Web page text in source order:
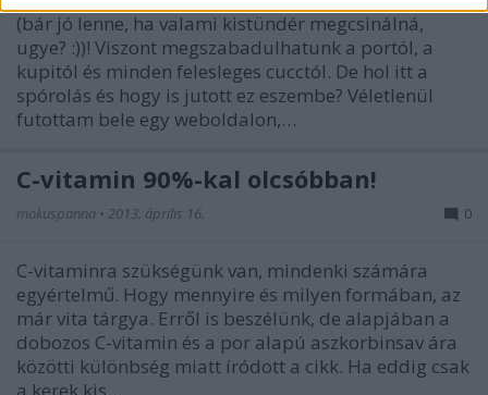
(bár jó lenne, ha valami kistündér megcsinálná,
ugye? :))! Viszont megszabadulhatunk a portól, a
kupitól és minden felesleges cucctól. De hol itt a
spórolás és hogy is jutott ez eszembe? Véletlenül
futottam bele egy weboldalon,…
C-vitamin 90%-kal olcsóbban!
mokuspanna • 2013. április 16. 0
C-vitaminra szükségünk van, mindenki számára
egyértelmű. Hogy mennyire és milyen formában, az
már vita tárgya. Erről is beszélünk, de alapjában a
dobozos C-vitamin és a por alapú aszkorbinsav ára
közötti különbség miatt íródott a cikk. Ha eddig csak